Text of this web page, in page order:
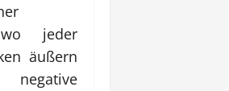
jeder
äußern
negative